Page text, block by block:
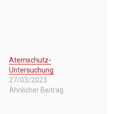
Atemschutz-
Untersuchung
27/03/2023
Ähnlicher Beitrag